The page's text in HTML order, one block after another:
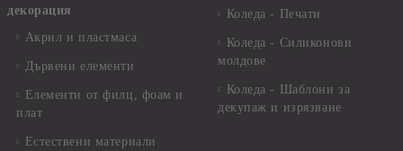
декорация
Акрил и пластмаса
Дървени елементи
Елементи от филц, фоам и
плат
Естествени материали
Коледа - Печати
Коледа - Силиконови
молдове
Коледа - Шаблони за
декупаж и изрязване